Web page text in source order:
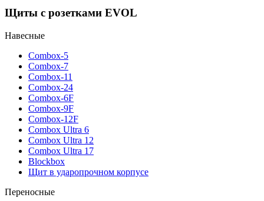
Щиты с розетками EVOL
Навесные
Combox-5
Combox-7
Combox-11
Combox-24
Combox-6F
Combox-9F
Combox-12F
Combox Ultra 6
Combox Ultra 12
Combox Ultra 17
Blockbox
Щит в ударопрочном корпусе
Переносные